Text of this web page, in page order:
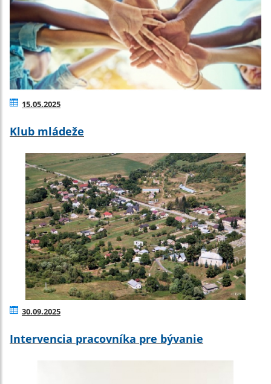
15.05.2025
Klub mládeže
30.09.2025
Intervencia pracovníka pre bývanie